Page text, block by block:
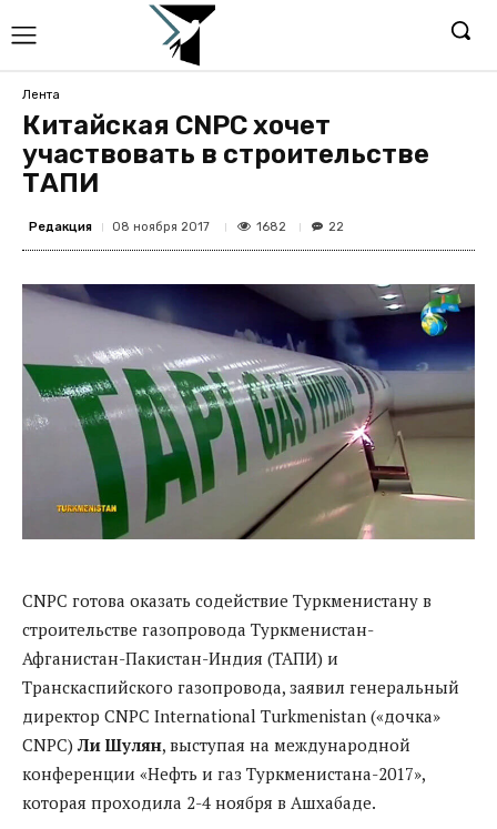
Лента
Китайская CNPC хочет
участвовать в строительстве
ТАПИ
Редакция 08 ноября 2017 1682 22
CNPC готова оказать содействие Туркмениcтану в
строительстве газопровода Туркменистан-
Афганистан-Пакистан-Индия (ТАПИ) и
Транскаспийского газопровода, заявил генеральный
директор CNPC International Turkmenistan («дочка»
CNPC)Ли Шулян, выступая на международной
конференции «Нефть и газ Туркменистана-2017»,
которая проходила 2-4 ноября в Ашхабаде.